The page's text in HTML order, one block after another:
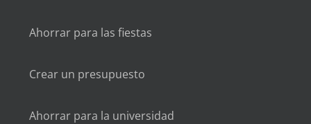
Ahorrar para las fiestas
Crear un presupuesto
Ahorrar para la universidad